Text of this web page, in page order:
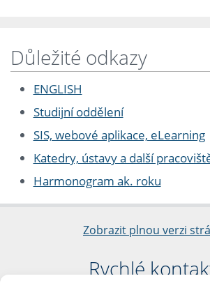
Důležité odkazy
ENGLISH
Studijní oddělení
SIS, webové aplikace, eLearning
Katedry, ústavy a další
Harmonogram ak. roku
Zobrazit plnou verzi
Rychlé